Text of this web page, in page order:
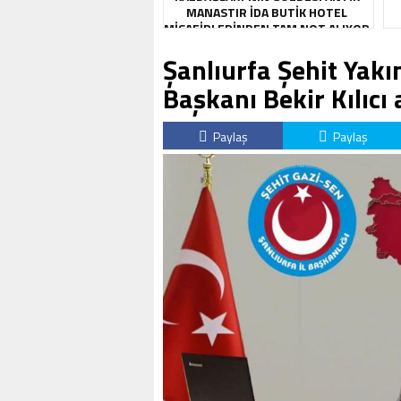
MANASTIR İDA BUTIK HOTEL
MISAFIRLERINDEN TAM NOT ALIYOR
Şanlıurfa Şehit
Başkanı Bekir Kılıcı
Paylaş Paylaş